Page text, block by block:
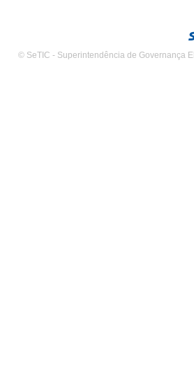
© SeTIC - Superintendência de Governança